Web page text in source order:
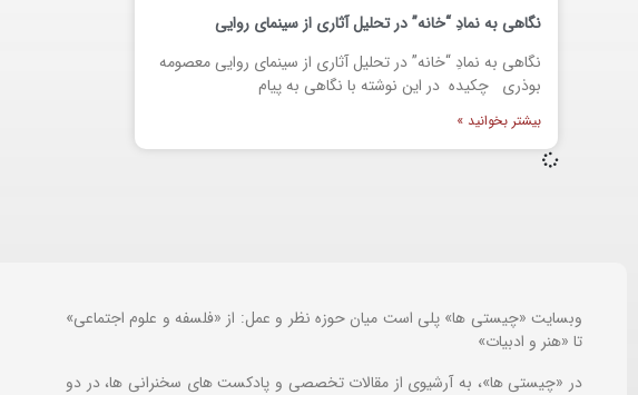
نگاهی به نمادِ “خانه” در تحلیل آثاری از سینمای روایی
نگاهی به نمادِ “خانه” در تحلیل آثاری از سینمای روایی معصومه
بوذری چکیده در این نوشته با نگاهی به پیام
بیشتر بخوانید »
وبسایت «چیستی ها» پلی است میان حوزه نظر و عمل: از «فلسفه و علوم اجتماعی»
تا «هنر و ادبیات»
در «چیستی ها»، به آرشیوی از مقالات تخصصی و پادکست های سخنرانی ها، در دو